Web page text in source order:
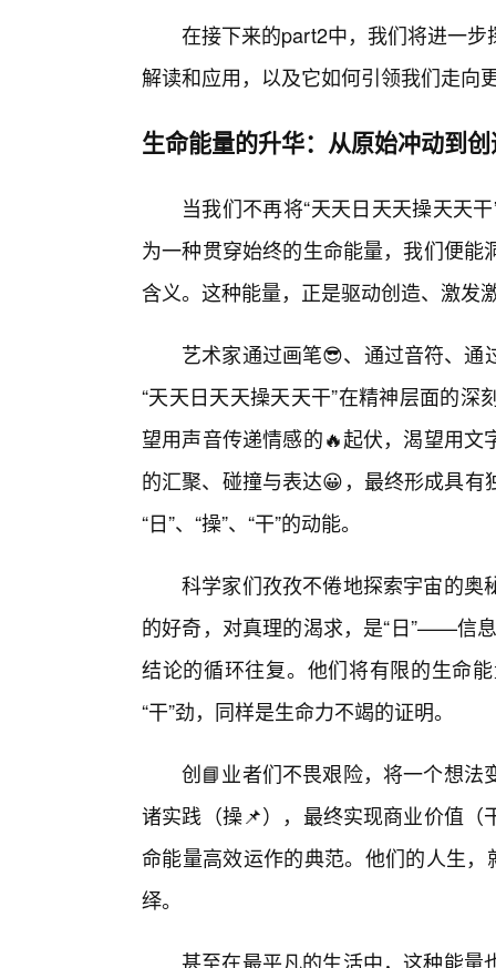
在接下来的part2中，我们将进一
解读和应用，以及它如何引领我们走向
生命能量的升华：从原始冲动到
当我们不再将“天天日天天操天天
为一种贯穿始终的生命能量，我们便
含义。这种能量，正是驱动创造、激发
艺术家通过画笔😎、通过音符、
“天天日天天操天天干”在精神层面的
望用声音传递情感的🔥起伏，渴望用
的汇聚、碰撞与表达😀，最终形成具
“日”、“操”、“干”的动能。
科学家们孜孜不倦地探索宇宙的奥
的好奇，对真理的渴求，是“日”——信
结论的循环往复。他们将有限的生命
“干”劲，同样是生命力不竭的证明。
创📘业者们不畏艰险，将一个想法
诸实践（操📌），最终实现商业价值
命能量高效运作的典范。他们的人生
绎。
甚至在最平凡的生活中，这种能量